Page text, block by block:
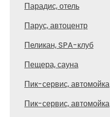
Парадис, отель
Парус, автоцентр
Пеликан, SPA-клуб
Пещера, сауна
Пик-сервис, автомойка
Пик-сервис, автомойка